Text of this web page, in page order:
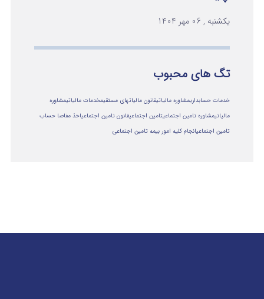
یکشنبه , 06 مهر 1404
تگ های محبوب
خدمات حسابداریمشاوره مالیاتیقانون مالیاتهای مستقیمخدمات مالیاتیمشاوره
مالياتيمشاوره تامین اجتماعیتامین اجتماعیقانون تامین اجتماعیاخذ مفاصا حساب
تامین اجتماعیانجام کلیه امور بیمه تامین اجتماعی